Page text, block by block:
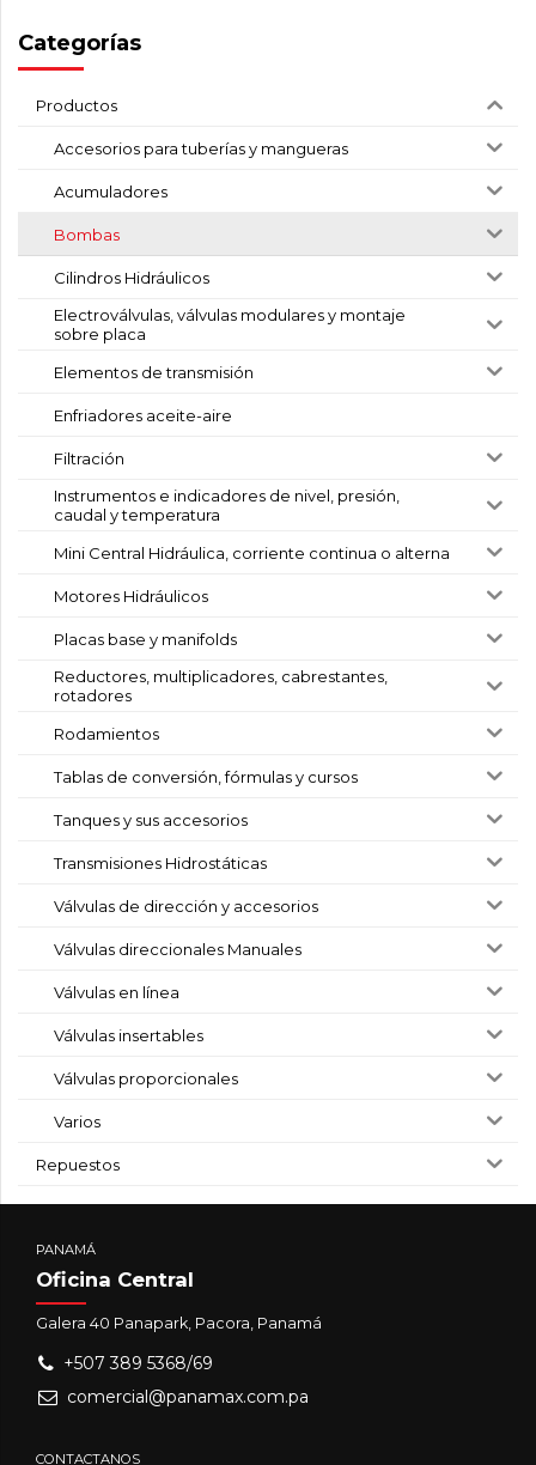
Categorías
Productos
Accesorios para tuberías y mangueras
Acumuladores
Bombas
Cilindros Hidráulicos
Electroválvulas, válvulas modulares y montaje
sobre placa
Elementos de transmisión
Enfriadores aceite-aire
Filtración
Instrumentos e indicadores de nivel, presión,
caudal y temperatura
Mini Central Hidráulica, corriente continua o alterna
Motores Hidráulicos
Placas base y manifolds
Reductores, multiplicadores, cabrestantes,
rotadores
Rodamientos
Tablas de conversión, fórmulas y cursos
Tanques y sus accesorios
Transmisiones Hidrostáticas
Válvulas de dirección y accesorios
Válvulas direccionales Manuales
Válvulas en línea
Válvulas insertables
Válvulas proporcionales
Varios
Repuestos
PANAMÁ
Oficina Central
Galera 40 Panapark, Pacora, Panamá
+507 389 5368/69
comercial@panamax.com.pa
CONTACTANOS